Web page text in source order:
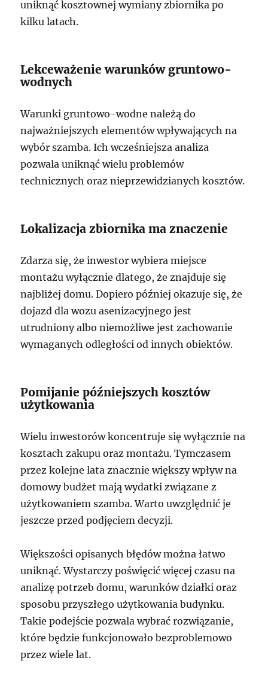
uniknąć kosztownej wymiany zbiornika po
kilku latach.
Lekceważenie warunków gruntowo-
wodnych
Warunki gruntowo-wodne należą do
najważniejszych elementów wpływających na
wybór szamba. Ich wcześniejsza analiza
pozwala uniknąć wielu problemów
technicznych oraz nieprzewidzianych kosztów.
Lokalizacja zbiornika ma znaczenie
Zdarza się, że inwestor wybiera miejsce
montażu wyłącznie dlatego, że znajduje się
najbliżej domu. Dopiero później okazuje się, że
dojazd dla wozu asenizacyjnego jest
utrudniony albo niemożliwe jest zachowanie
wymaganych odległości od innych obiektów.
Pomijanie późniejszych kosztów
użytkowania
Wielu inwestorów koncentruje się wyłącznie na
kosztach zakupu oraz montażu. Tymczasem
przez kolejne lata znacznie większy wpływ na
domowy budżet mają wydatki związane z
użytkowaniem szamba. Warto uwzględnić je
jeszcze przed podjęciem decyzji.
Większości opisanych błędów można łatwo
uniknąć. Wystarczy poświęcić więcej czasu na
analizę potrzeb domu, warunków działki oraz
sposobu przyszłego użytkowania budynku.
Takie podejście pozwala wybrać rozwiązanie,
które będzie funkcjonowało bezproblemowo
przez wiele lat.